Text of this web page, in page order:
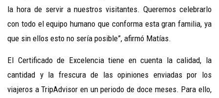
la hora de servir a nuestros visitantes. Queremos celebrarlo
con todo el equipo humano que conforma esta gran familia, ya
que sin ellos esto no sería posible”, afirmó Matías.
El Certificado de Excelencia tiene en cuenta la calidad, la
cantidad y la frescura de las opiniones enviadas por los
viajeros a TripAdvisor en un periodo de doce meses. Para ello,